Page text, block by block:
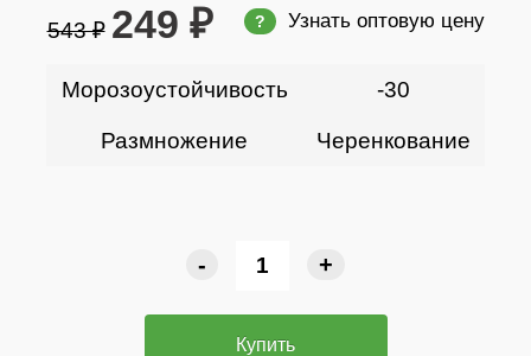
543 ₽ 249 ₽ ? Узнать оптовую цену
Морозоустойчивость -30
Размножение Черенкование
- +
Купить